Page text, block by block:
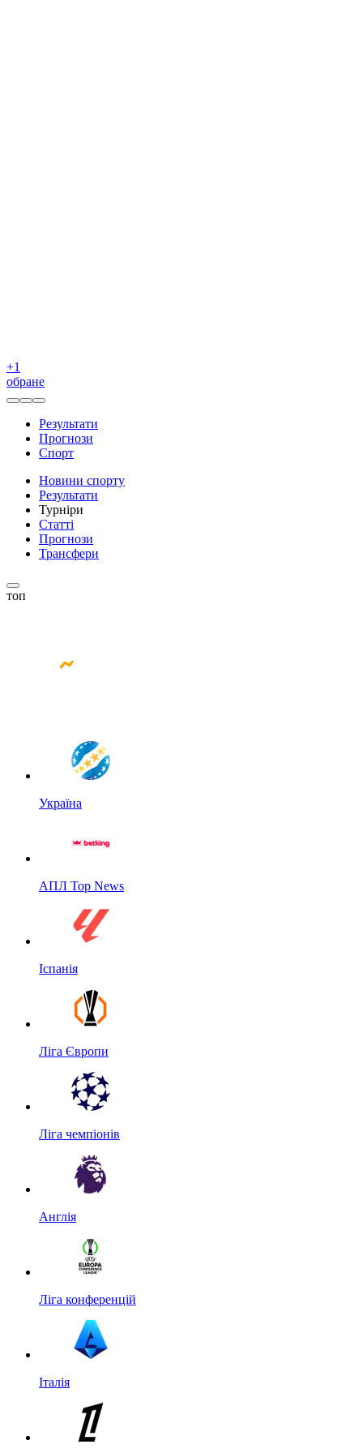
+1
обране
Результати
Прогнози
Спорт
Новини спорту
Результати
Турніри
Статті
Прогнози
Трансфери
топ
Україна
АПЛ Top News
Іспанія
Ліга Європи
Ліга чемпіонів
Англія
Ліга конференцій
Італія